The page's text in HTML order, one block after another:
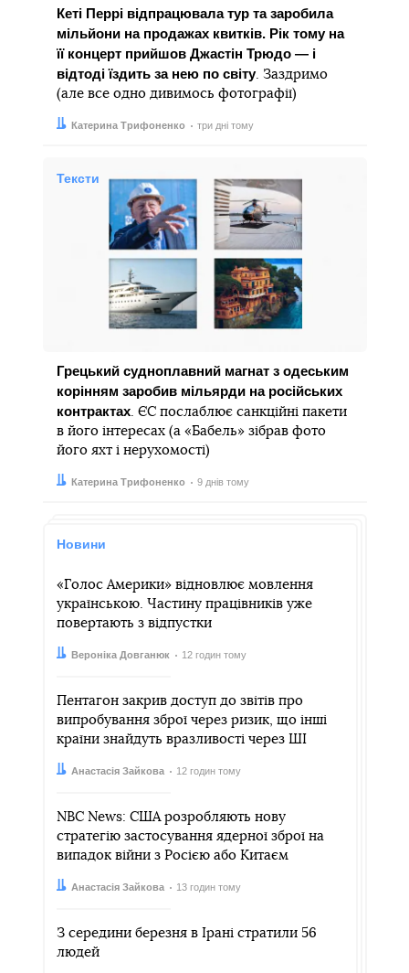
Кеті Перрі відпрацювала тур та заробила
мільйони на продажах квитків. Рік тому на
її концерт прийшов Джастін Трюдо — і
відтоді їздить за нею по світу. Заздримо
(але все одно дивимось фотографії)
Автор:
Катерина Трифоненко
Дата: три дні тому
Тексти
Грецький судноплавний магнат з одеським
корінням заробив мільярди на російських
контрактах. ЄС послаблює санкційні пакети
в його інтересах (а «Бабель» зібрав фото
його яхт і нерухомості)
Автор:
Катерина Трифоненко
Дата: 9 днів тому
Новини
«Голос Америки» відновлює мовлення
українською. Частину працівників уже
повертають з відпустки
Автор:
Вероніка Довганюк
Дата: 12 годин тому
Пентагон закрив доступ до звітів про
випробування зброї через ризик, що інші
країни знайдуть вразливості через ШІ
Автор:Анастасія Зайкова
Дата: 12 годин тому
NBC News: США розробляють нову
стратегію застосування ядерної зброї на
випадок війни з Росією або Китаєм
Автор:Анастасія Зайкова
Дата: 13 годин тому
З середини березня в Ірані стратили 56
людей